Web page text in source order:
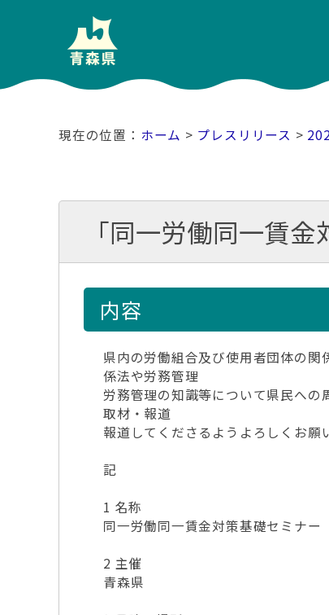
ホーム > プレスリリース >
「同一労働同一賃
内容
県内の労働組合及び使用者団体の
係法や労務管理
労務管理の知識等について県民への
取材・報道
報道してくださるようよろしくお願
記
1 名称
同一労働同一賃金対策基礎セミナー
2 主催
青森県